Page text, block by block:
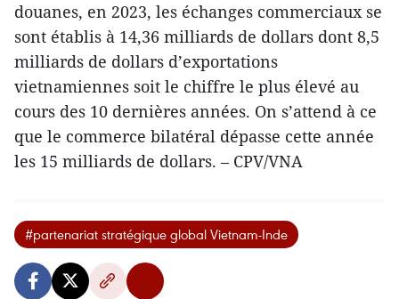
douanes, en 2023, les échanges commerciaux se
sont établis à 14,36 milliards de dollars dont 8,5
milliards de dollars d’exportations
vietnamiennes soit le chiffre le plus élevé au
cours des 10 dernières années. On s’attend à ce
que le commerce bilatéral dépasse cette année
les 15 milliards de dollars. – CPV/VNA
#partenariat stratégique global Vietnam-Inde